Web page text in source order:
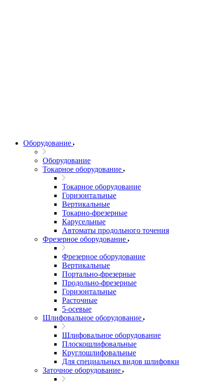
Оборудование
Оборудование
Токарное оборудование
Токарное оборудование
Горизонтальные
Вертикальные
Токарно-фрезерные
Карусельные
Автоматы продольного точения
Фрезерное оборудование
Фрезерное оборудование
Вертикальные
Портально-фрезерные
Продольно-фрезерные
Горизонтальные
Расточные
5-осевые
Шлифовальное оборудование
Шлифовальное оборудование
Плоскошлифовальные
Круглошлифовальные
Для специальных видов шлифовки
Заточное оборудование